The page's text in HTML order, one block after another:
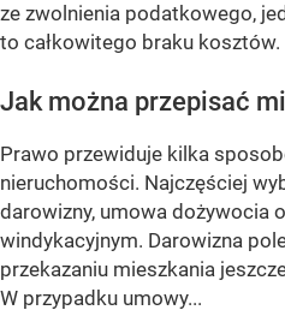
ze zwolnienia podatkowego,
to całkowitego braku kosztów.
Jak można przepisać
Prawo przewiduje kilka
nieruchomości. Najczęściej
darowizny, umowa dożywocia
windykacyjnym. Darowizna
przekazaniu mieszkania
W przypadku umowy...